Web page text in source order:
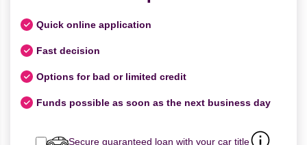
Quick online application
Fast decision
Options for bad or limited credit
Funds possible as soon as the next business day
Secure guaranteed loan with your car title